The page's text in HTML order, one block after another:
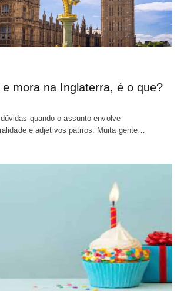
mora na Inglaterra, é o que?
quando o assunto envolve
e adjetivos pátrios. Muita gente…